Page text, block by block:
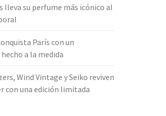
lleva su perfume más icónico al
París con un
a la medida
Wind Vintage y Seiko reviven
con una edición limitada